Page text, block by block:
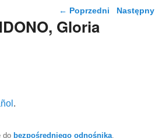
Nawigacja wpisu
← Poprzedni Następny
Gloria
.
do bezpośredniego odnośnika